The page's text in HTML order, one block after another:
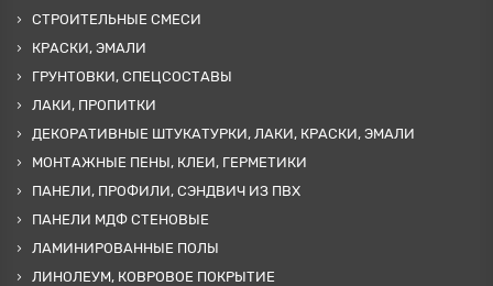
СТРОИТЕЛЬНЫЕ СМЕСИ
КРАСКИ, ЭМАЛИ
ГРУНТОВКИ, СПЕЦСОСТАВЫ
ЛАКИ, ПРОПИТКИ
ДЕКОРАТИВНЫЕ ШТУКАТУРКИ, ЛАКИ, КРАСКИ, ЭМАЛИ
МОНТАЖНЫЕ ПЕНЫ, КЛЕИ, ГЕРМЕТИКИ
ПАНЕЛИ, ПРОФИЛИ, СЭНДВИЧ ИЗ ПВХ
ПАНЕЛИ МДФ СТЕНОВЫЕ
ЛАМИНИРОВАННЫЕ ПОЛЫ
ЛИНОЛЕУМ, КОВРОВОЕ ПОКРЫТИЕ